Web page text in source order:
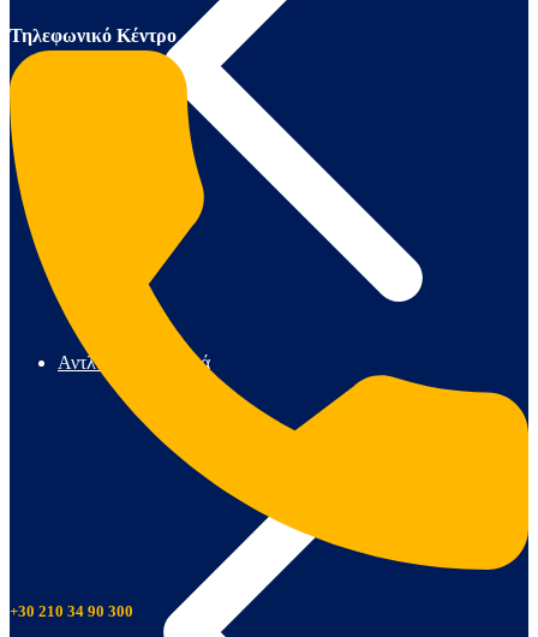
Αντλίες & Πιεστικά
Τηλεφωνικό Κέντρο
+30 210 34 90 300